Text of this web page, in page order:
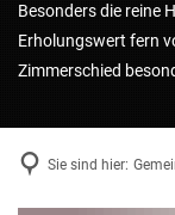
Besonders die reine
Erholungswert fern
Zimmerschied
Sie sind hier: